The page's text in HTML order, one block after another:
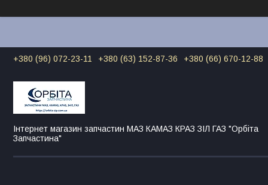
+380 (96) 072-23-11 +380 (63) 152-87-36 +380 (66) 670-12-88
Інтернет магазин запчастин МАЗ КАМАЗ КРАЗ ЗІЛ ГАЗ "Орбіта
Запчастина"